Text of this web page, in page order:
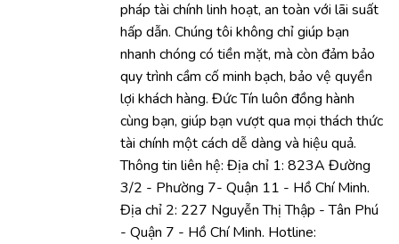
pháp tài chính linh hoạt, an toàn với lãi suất
hấp dẫn. Chúng tôi không chỉ giúp bạn
nhanh chóng có tiền mặt, mà còn đảm bảo
quy trình cầm cố minh bạch, bảo vệ quyền
lợi khách hàng. Đức Tín luôn đồng hành
cùng bạn, giúp bạn vượt qua mọi thách thức
tài chính một cách dễ dàng và hiệu quả.
Thông tin liên hệ: Địa chỉ 1: 823A Đường
3/2 - Phường 7- Quận 11 - Hồ Chí Minh.
Địa chỉ 2: 227 Nguyễn Thị Thập - Tân Phú
- Quận 7 - Hồ Chí Minh. Hotline: